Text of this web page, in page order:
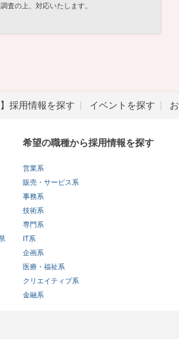
査の上、対応いたします。
】採用情報を探す イベントを探す
希望の職種から採用情報を探す
営業系
販売・サービス系
事務系
技術系
専門系
IT系
企画系
医療・福祉系
クリエイティブ系
金融系